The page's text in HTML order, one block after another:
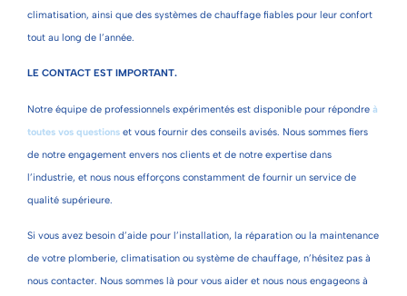
climatisation, ainsi que des systèmes de chauffage fiables pour leur confort
tout au long de l’année.
LE CONTACT EST IMPORTANT.
Notre équipe de professionnels expérimentés est disponible pour répondre à
toutes vos questions et vous fournir des conseils avisés. Nous sommes fiers
de notre engagement envers nos clients et de notre expertise dans
l’industrie, et nous nous efforçons constamment de fournir un service de
qualité supérieure.
Si vous avez besoin d’aide pour l’installation, la réparation ou la maintenance
de votre plomberie, climatisation ou système de chauffage, n’hésitez pas à
nous contacter. Nous sommes là pour vous aider et nous nous engageons à